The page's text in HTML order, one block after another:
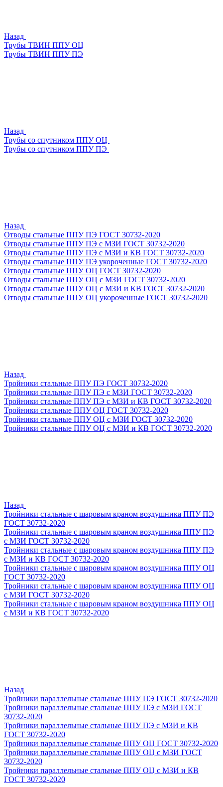
Назад
Трубы ТВИН ППУ ОЦ
Трубы ТВИН ППУ ПЭ
Назад
Трубы со спутником ППУ ОЦ
Трубы со спутником ППУ ПЭ
Назад
Отводы стальные ППУ ПЭ ГОСТ 30732-2020
Отводы стальные ППУ ПЭ с МЗИ ГОСТ 30732-2020
Отводы стальные ППУ ПЭ с МЗИ и КВ ГОСТ 30732-2020
Отводы стальные ППУ ПЭ укороченные ГОСТ 30732-2020
Отводы стальные ППУ ОЦ ГОСТ 30732-2020
Отводы стальные ППУ ОЦ с МЗИ ГОСТ 30732-2020
Отводы стальные ППУ ОЦ с МЗИ и КВ ГОСТ 30732-2020
Отводы стальные ППУ ОЦ укороченные ГОСТ 30732-2020
Назад
Тройники стальные ППУ ПЭ ГОСТ 30732-2020
Тройники стальные ППУ ПЭ с МЗИ ГОСТ 30732-2020
Тройники стальные ППУ ПЭ с МЗИ и КВ ГОСТ 30732-2020
Тройники стальные ППУ ОЦ ГОСТ 30732-2020
Тройники стальные ППУ ОЦ с МЗИ ГОСТ 30732-2020
Тройники стальные ППУ ОЦ с МЗИ и КВ ГОСТ 30732-2020
Назад
Тройники стальные с шаровым краном воздушника ППУ ПЭ
ГОСТ 30732-2020
Тройники стальные с шаровым краном воздушника ППУ ПЭ
с МЗИ ГОСТ 30732-2020
Тройники стальные с шаровым краном воздушника ППУ ПЭ
с МЗИ и КВ ГОСТ 30732-2020
Тройники стальные с шаровым краном воздушника ППУ ОЦ
ГОСТ 30732-2020
Тройники стальные с шаровым краном воздушника ППУ ОЦ
с МЗИ ГОСТ 30732-2020
Тройники стальные с шаровым краном воздушника ППУ ОЦ
с МЗИ и КВ ГОСТ 30732-2020
Назад
Тройники параллельные стальные ППУ ПЭ ГОСТ 30732-2020
Тройники параллельные стальные ППУ ПЭ с МЗИ ГОСТ
30732-2020
Тройники параллельные стальные ППУ ПЭ с МЗИ и КВ
ГОСТ 30732-2020
Тройники параллельные стальные ППУ ОЦ ГОСТ 30732-2020
Тройники параллельные стальные ППУ ОЦ с МЗИ ГОСТ
30732-2020
Тройники параллельные стальные ППУ ОЦ с МЗИ и КВ
ГОСТ 30732-2020